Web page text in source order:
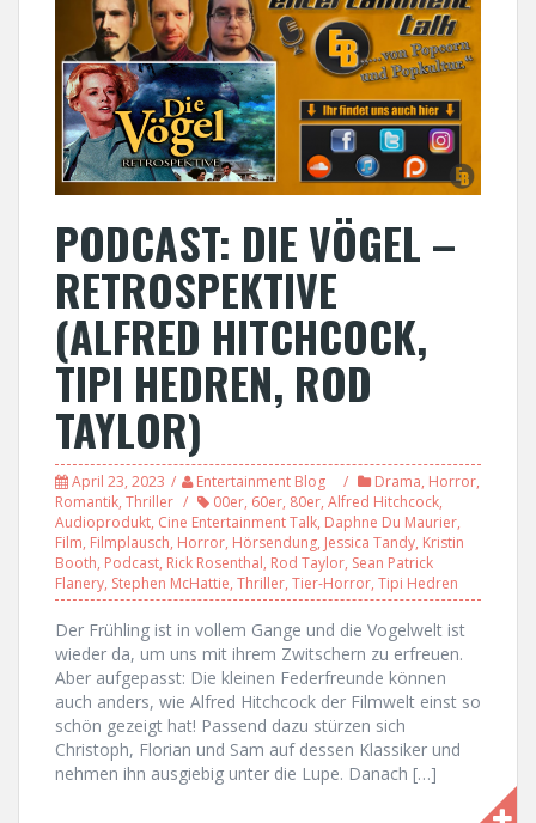
PODCAST: DIE VÖGEL –
RETROSPEKTIVE
(ALFRED HITCHCOCK,
TIPI HEDREN, ROD
TAYLOR)
April 23, 2023 Entertainment Blog Drama, Horror,
Romantik, Thriller 00er, 60er, 80er, Alfred Hitchcock,
Audioprodukt, Cine Entertainment Talk, Daphne Du Maurier,
Film, Filmplausch, Horror, Hörsendung, Jessica Tandy, Kristin
Booth, Podcast, Rick Rosenthal, Rod Taylor, Sean Patrick
Flanery, Stephen McHattie, Thriller, Tier-Horror, Tipi Hedren
Der Frühling ist in vollem Gange und die Vogelwelt ist
wieder da, um uns mit ihrem Zwitschern zu erfreuen.
Aber aufgepasst: Die kleinen Federfreunde können
auch anders, wie Alfred Hitchcock der Filmwelt einst so
schön gezeigt hat! Passend dazu stürzen sich
Christoph, Florian und Sam auf dessen Klassiker und
nehmen ihn ausgiebig unter die Lupe. Danach […]